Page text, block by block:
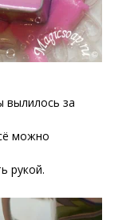
вылилось за
можно
рукой.